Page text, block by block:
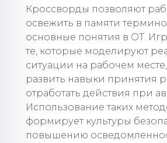
Кроссворды позволяют
освежить в памяти
основные понятия в ОТ.
те, которые моделируют
ситуации на рабочем
развить навыки принятия
отработать действия при
Использование таких
формирует культуры
повышению